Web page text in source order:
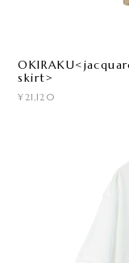
skirt>
¥21,120